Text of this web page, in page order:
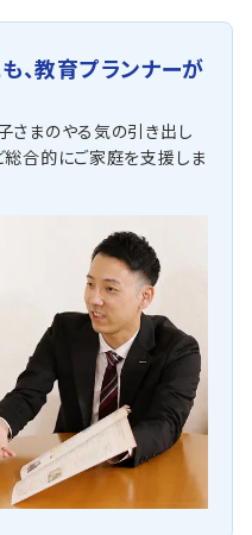
、教育プランナーが
さまのやる気の引き出し
合的にご家庭を支援しま